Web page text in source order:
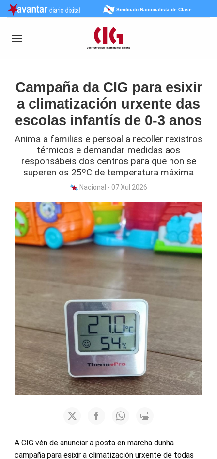
Sindicato Nacionalista de Clase
Campaña da CIG para esixir
a climatización urxente das
escolas infantís de 0-3 anos
Anima a familias e persoal a recoller rexistros
térmicos e demandar medidas aos
responsábeis dos centros para que non se
superen os 25ºC de temperatura máxima
Nacional - 07 Xul 2026
A CIG vén de anunciar a posta en marcha dunha
campaña para esixir a climatización urxente de todas